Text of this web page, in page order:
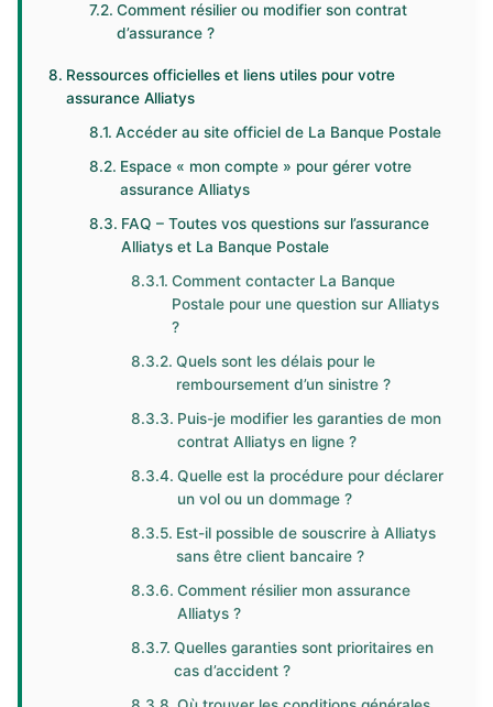
Comment résilier ou modifier son contrat
d’assurance ?
Ressources officielles et liens utiles pour votre
assurance Alliatys
Accéder au site officiel de La Banque Postale
Espace « mon compte » pour gérer votre
assurance Alliatys
FAQ – Toutes vos questions sur l’assurance
Alliatys et La Banque Postale
Comment contacter La Banque
Postale pour une question sur Alliatys
?
Quels sont les délais pour le
remboursement d’un sinistre ?
Puis-je modifier les garanties de mon
contrat Alliatys en ligne ?
Quelle est la procédure pour déclarer
un vol ou un dommage ?
Est-il possible de souscrire à Alliatys
sans être client bancaire ?
Comment résilier mon assurance
Alliatys ?
Quelles garanties sont prioritaires en
cas d’accident ?